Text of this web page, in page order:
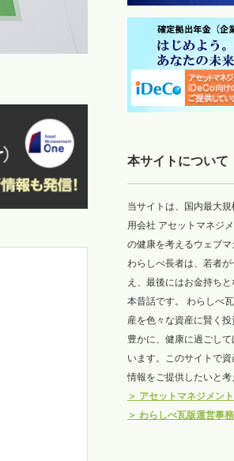
本サイトについて
当サイトは、国内最大
用会社 アセットマネジ
の健康を考えるウェブ
わらしべ長者は、若者
え、最後にはお金持ち
本昔話です。 わらしべ
産を色々な資産に賢く
豊かに、健康に過ごし
います。このサイトで
情報をご提供したいと考
＞ アセットマネジメン
＞ わらしべ瓦版運営事